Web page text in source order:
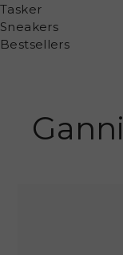
Tasker
Sneakers
Bestsellers
Ganni